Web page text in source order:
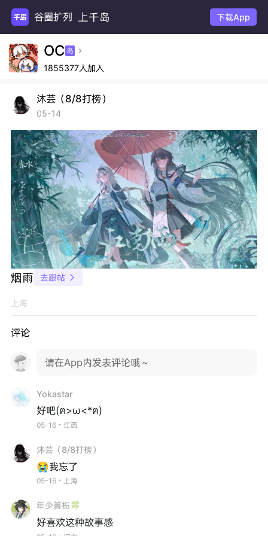
谷圈扩列 上千岛 下载App
OC 岛 
1855377人加入
沐芸（8/8打榜）
05-14
烟雨 去跟帖 
上海
评论
请在App内发表评论哦～
Yokastar
好吧(ฅ>ω<*ฅ)
05-16・江西
沐芸（8/8打榜）
😭我忘了
05-16・上海
年少箐栀🍀
好喜欢这种故事感